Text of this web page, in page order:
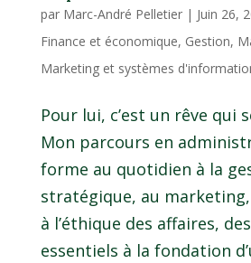
par Marc-André Pelletier| Juin 26,
Finance et économique, Gestion,
Marketing et systèmes
Pour lui, c’est un rêve qui
Mon parcours en
forme au quotidien à la
stratégique, au
à l’éthique des affaires,
essentiels à la fondation